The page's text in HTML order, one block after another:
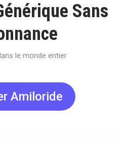
Sans
le monde entier
Amiloride